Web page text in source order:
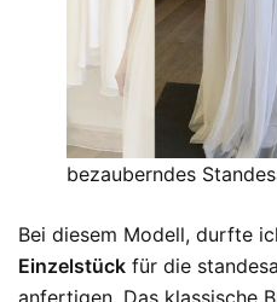
bezauberndes
Bei diesem Modell, durfte
Einzelstück für die
anfertigen. Das klassische